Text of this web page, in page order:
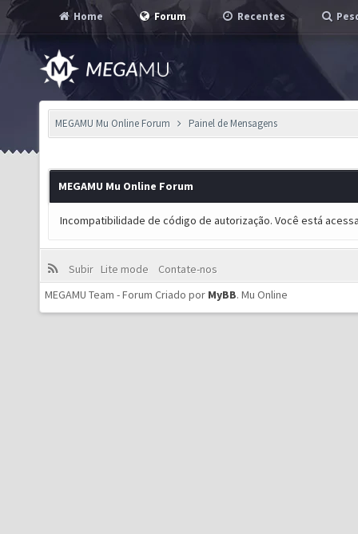
Home Forum Recentes
MEGAMU Mu Online Forum Painel de Mensagens
MEGAMU Mu Online Forum
Incompatibilidade de código de autorização. Você está
Subir Lite mode
Contate-nos
MEGAMU Team - Forum Criado por MyBB. Mu Online